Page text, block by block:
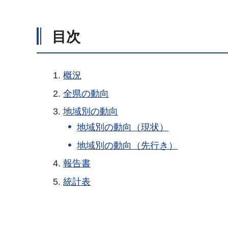
目次
概況
全県の動向
地域別の動向
地域別の動向（現状）
地域別の動向（先行き）
報告書
統計表